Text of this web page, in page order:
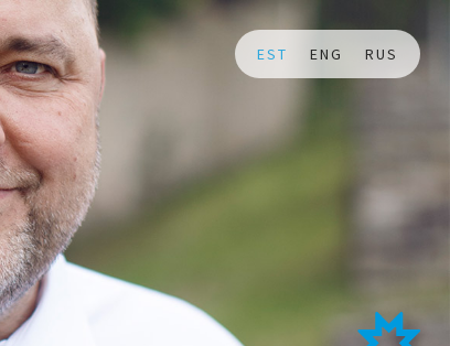
EST ENG RUS